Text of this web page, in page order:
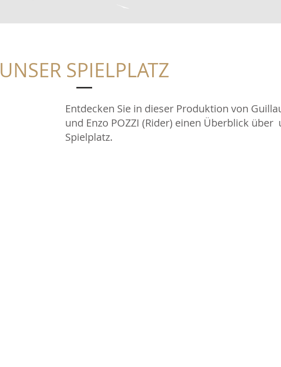
UNSER SPIELPLATZ
Entdecken Sie in dieser Produktion von
und Enzo POZZI (Rider) einen Überblick über
Spielplatz.